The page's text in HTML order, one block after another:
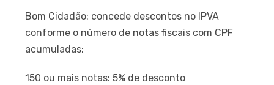
Bom Cidadão: concede descontos no IPVA
conforme o número de notas fiscais com CPF
acumuladas:
150 ou mais notas: 5% de desconto